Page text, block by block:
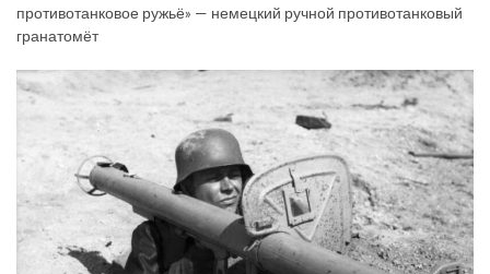
противотанковое ружьё» — немецкий ручной противотанковый
гранатомёт